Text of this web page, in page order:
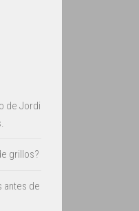
de Jordi
grillos?
antes de